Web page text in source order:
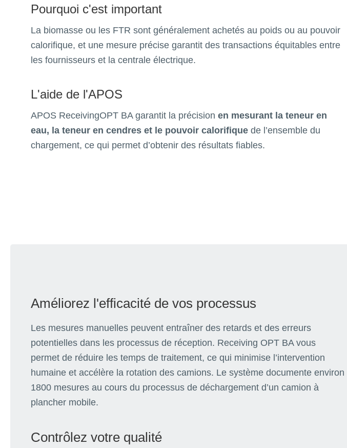
Pourquoi c'est important
La biomasse ou les FTR sont généralement achetés au poids ou au pouvoir
calorifique, et une mesure précise garantit des transactions équitables entre
les fournisseurs et la centrale électrique.
L'aide de l'APOS
APOS ReceivingOPT BA garantit la précision en mesurant la teneur en
eau, la teneur en cendres et le pouvoir calorifique de l’ensemble du
chargement, ce qui permet d’obtenir des résultats fiables.
Améliorez l'efficacité de vos processus
Les mesures manuelles peuvent entraîner des retards et des erreurs
potentielles dans les processus de réception. Receiving OPT BA vous
permet de réduire les temps de traitement, ce qui minimise l’intervention
humaine et accélère la rotation des camions. Le système documente environ
1800 mesures au cours du processus de déchargement d’un camion à
plancher mobile.
Contrôlez votre qualité